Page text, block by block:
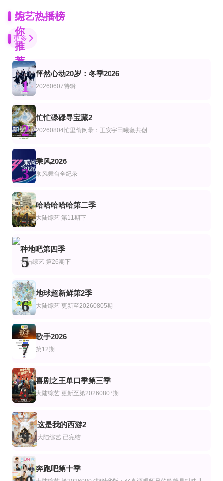
为
你
推
荐
第3期
创业安徽第11季
更新至第20260806期
欧耶一级棒
更新至20260805期
密室大逃脱第8季大神版
更新至20260712
我来到你的家乡
第6集
中国通史·精编版
第1期完结
驶向她的春天
要不要去吃碗泡面？
金南佶,朱智勋,刘在石
静谧之野纯享版
吴霄、李希根、许红军
超超超超超喜欢你的100个女朋友第三季
加藤涉,本渡枫,富田美忧,长绳麻理亚,濑户麻沙美,朝井彩加,上坂堇,进藤天音,
更新至20260807(第2期加更)
一饭封神2026
更新第07集
血之游戏X
李尚敏,洪榛浩,박지민,곽범,서출구,하승진
更新至32期
爱情岛(美国版)第8季
Ariana·Madix,Ciara·Miller,Tefi·Pessoa
更新至20260805
寅娜知音
刘寅娜,金明洙,姜旻儿
第44期
百家讲坛：刘心武揭秘《红楼梦》
刘心武
更新至07集
血战X
李尚敏,洪榛浩,박지민,곽범,서출구,하승진
综艺热播榜
更多
1
怦然心动20岁：冬季2026
20260607特辑
2
忙忙碌碌寻宝藏2
20260804忙里偷闲录：王安宇田曦薇共创
3
乘风2026
乘风舞台全纪录
4
哈哈哈哈哈第二季
大陆综艺 第11期下
5
种地吧第四季
大陆综艺 第26期下
6
地球超新鲜第2季
大陆综艺 更新至20260805期
7
歌手2026
第12期
8
喜剧之王单口季第三季
大陆综艺 更新至第20260807期
9
这是我的西游2
大陆综艺 已完结
奔跑吧第十季